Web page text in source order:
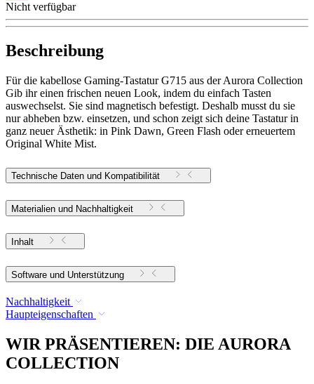
Nicht verfügbar
Beschreibung
Für die kabellose Gaming-Tastatur G715 aus der Aurora Collection
Gib ihr einen frischen neuen Look, indem du einfach Tasten
auswechselst. Sie sind magnetisch befestigt. Deshalb musst du sie
nur abheben bzw. einsetzen, und schon zeigt sich deine Tastatur in
ganz neuer Ästhetik: in Pink Dawn, Green Flash oder erneuertem
Original White Mist.
Technische Daten und Kompatibilität
Materialien und Nachhaltigkeit
Inhalt
Software und Unterstützung
Nachhaltigkeit
Haupteigenschaften
WIR PRÄSENTIEREN: DIE AURORA
COLLECTION